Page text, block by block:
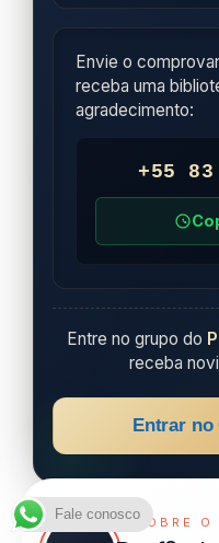
Envie o
receba uma
agradecimento:
+55
Entre no grupo do
receba
Entrar no
✦ SOBRE O
Fale conosco